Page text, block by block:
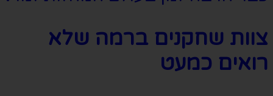
צוות שחקנים ברמה שלא
רואים כמעט